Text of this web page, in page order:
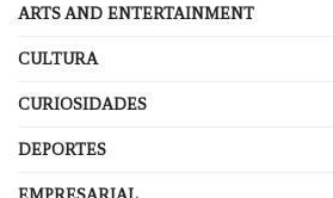
ARTS AND ENTERTAINMENT
CULTURA
CURIOSIDADES
DEPORTES